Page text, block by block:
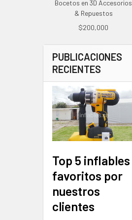
Bocetos en 3D Accesorios
& Repuestos
$200,000
PUBLICACIONES
RECIENTES
Top 5 inflables
favoritos por
nuestros
clientes